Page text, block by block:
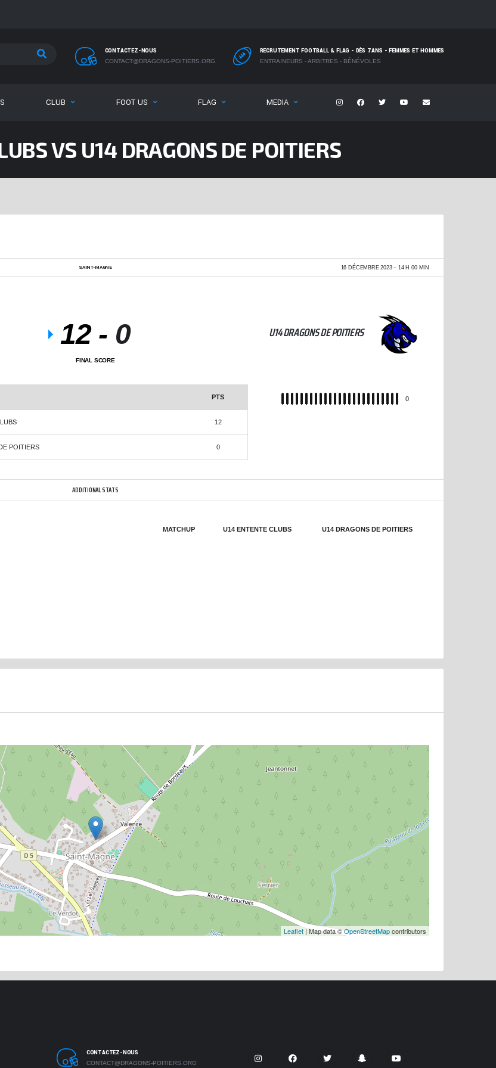
CONTACTEZ-NOUS
CONTACT@DRAGONS-POITIERS.ORG
RECRUTEMENT FOOTBALL & FLAG - DÈS 7 ANS - FEMMES ET HOMMES
ENTRAINEURS - ARBITRES - BÉNÉVOLES
CLUB FOOT US FLAG MEDIA
VS U14 DRAGONS DE POITIERS
SAINT-MAGNE 16 DÉCEMBRE 2023 14 H 00 MIN
U14 DRAGONS DE POITIERS
12 - 0
FINAL SCORE
PTS
12
POITIERS 0
0
ADDITIONAL STATS
MATCHUP U14 ENTENTE CLUBS U14 DRAGONS DE POITIERS
Leaflet| Map data ©OpenStreetMapcontributors
CONTACTEZ-NOUS
CONTACT@DRAGONS-POITIERS.ORG